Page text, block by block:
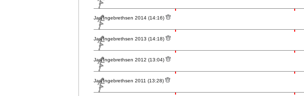
Jarl Ingebrethsen 2014 (14:16)
Jarl Ingebrethsen 2013 (14:18)
Jarl Ingebrethsen 2012 (13:04)
Jarl Ingebrethsen 2011 (13:28)